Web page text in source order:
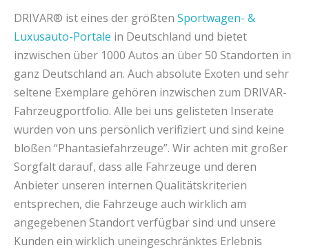
DRIVAR® ist eines der größten Sportwagen- &
Luxusauto-Portale in Deutschland und bietet
inzwischen über 1000 Autos an über 50 Standorten in
ganz Deutschland an. Auch absolute Exoten und sehr
seltene Exemplare gehören inzwischen zum DRIVAR-
Fahrzeugportfolio. Alle bei uns gelisteten Inserate
wurden von uns persönlich verifiziert und sind keine
bloßen “Phantasiefahrzeuge”. Wir achten mit großer
Sorgfalt darauf, dass alle Fahrzeuge und deren
Anbieter unseren internen Qualitätskriterien
entsprechen, die Fahrzeuge auch wirklich am
angegebenen Standort verfügbar sind und unsere
Kunden ein wirklich uneingeschränktes Erlebnis